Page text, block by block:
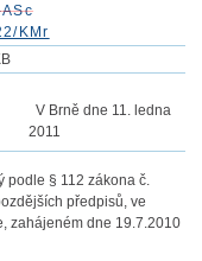
KMr
V Brně dne 11. ledna
2011
podle § 112 zákona č.
předpisů, ve
zahájeném dne 19.7.2010